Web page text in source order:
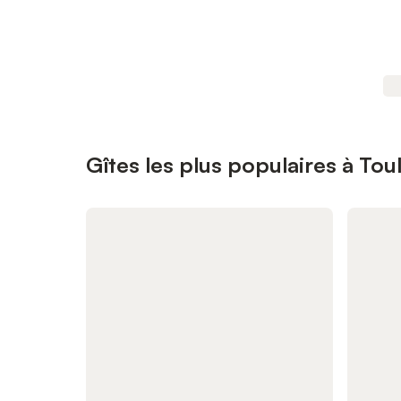
Gîtes les plus populaires à